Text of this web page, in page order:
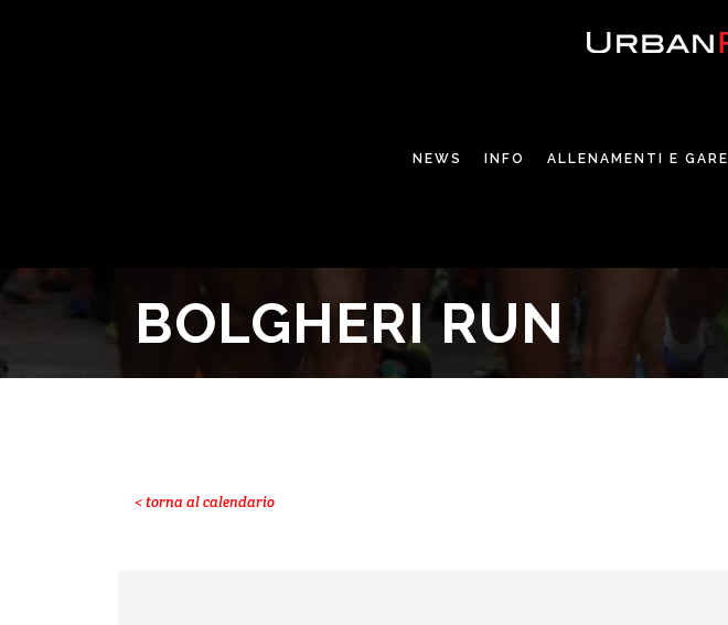
NEWS INFO ALLENAMENTI E GARE
BOLGHERI RUN
< torna al calendario